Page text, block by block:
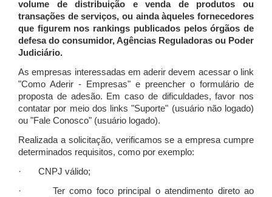
volume de distribuição e venda de produtos ou
transações de serviços, ou ainda àqueles fornecedores
que figurem nos rankings publicados pelos órgãos de
defesa do consumidor, Agências Reguladoras ou Poder
Judiciário.
As empresas interessadas em aderir devem acessar o link
"Como Aderir - Empresas" e preencher o formulário de
proposta de adesão. Em caso de dificuldades, favor nos
contatar por meio dos links "Suporte" (usuário não logado)
ou "Fale Conosco" (usuário logado).
Realizada a solicitação, verificamos se a empresa cumpre
determinados requisitos, como por exemplo:
· CNPJ válido;
· Ter como foco principal o atendimento direto ao